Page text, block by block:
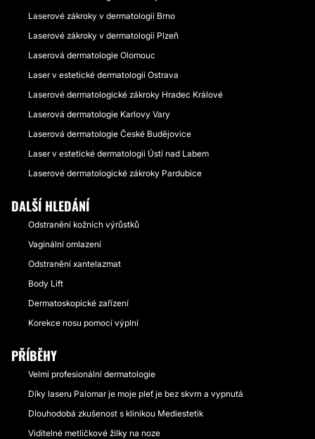
Laserové zákroky v dermatologii Brno
Laserové zákroky v dermatologii Plzeň
Laserová dermatologie Olomouc
Laser v estetické dermatologii Ostrava
Laserové dermatologické zákroky Hradec Králové
Laserová dermatologie Karlovy Vary
Laserová dermatologie České Budějovice
Laser v estetické dermatologii Ústí nad Labem
Laserové dermatologické zákroky Pardubice
DALŠÍ HLEDÁNÍ
Odstranění kožních výrůstků
Vaginální omlazení
Odstranění xantelazmat
Body Lift
Dermatoskopické zařízení
Korekce nosu pomocí výplní
PŘÍBĚHY
Velmi profesionální dermatologie
Díky laseru Palomar je moje pleť je bez skvrn a vypnutá
Dlouhodobá zkušenost s klinikou Mediestetik
Viditelné metličkové žilky na noze